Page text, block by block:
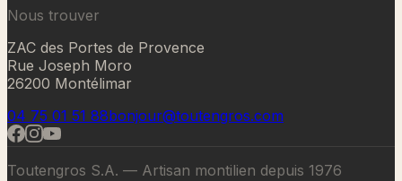
Nous trouver
ZAC des Portes de Provence
Rue Joseph Moro
26200 Montélimar
04 75 01 51 88bonjour@toutengros.com
Toutengros S.A. — Artisan montilien depuis 1976